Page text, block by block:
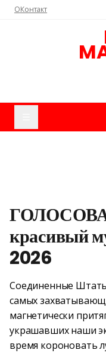
ОКонтакт
красивый
2026
Соединенные
самых
магнетически
украшавших наши
время короновать